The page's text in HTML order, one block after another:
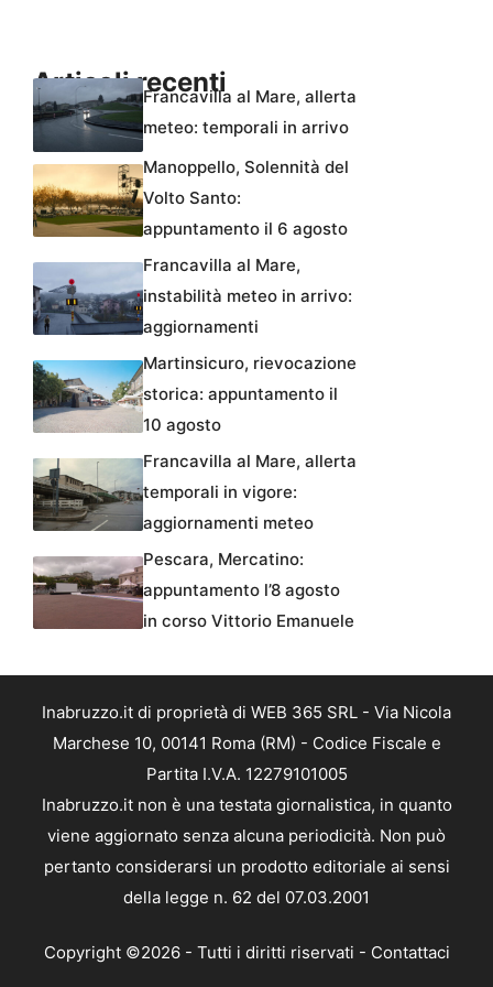
Articoli recentiFrancavilla al Mare, allerta
meteo: temporali in arrivo
Manoppello, Solennità del
Volto Santo:
appuntamento il 6 agosto
Francavilla al Mare,
instabilità meteo in arrivo:
aggiornamenti
Martinsicuro, rievocazione
storica: appuntamento il
10 agosto
Francavilla al Mare, allerta
temporali in vigore:
aggiornamenti meteo
Pescara, Mercatino:
appuntamento l’8 agosto
in corso Vittorio Emanuele
Inabruzzo.it di proprietà di WEB 365 SRL - Via Nicola
Marchese 10, 00141 Roma (RM) - Codice Fiscale e
Partita I.V.A. 12279101005
Inabruzzo.it non è una testata giornalistica, in quanto
viene aggiornato senza alcuna periodicità. Non può
pertanto considerarsi un prodotto editoriale ai sensi
della legge n. 62 del 07.03.2001
Copyright ©2026 - Tutti i diritti riservati - Contattaci